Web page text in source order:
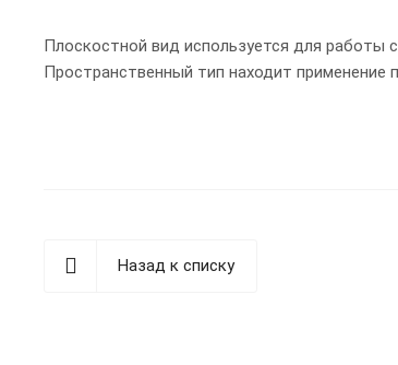
Плоскостной вид используется для работы
Пространственный тип находит применение
Назад к списку